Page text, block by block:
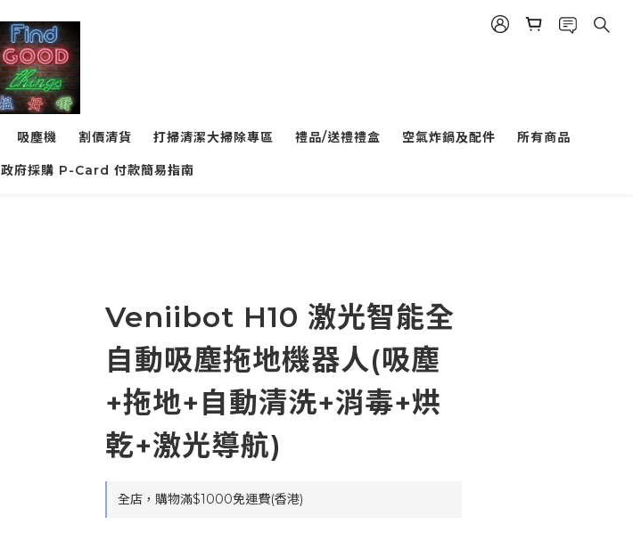
吸塵機 割價清貨 打掃清潔大掃除專區 禮品/送禮禮盒 空氣炸鍋及配件 所有商品
政府採購 P-Card 付款簡易指南
Veniibot H10 激光智能全
自動吸塵拖地機器人(吸塵
+拖地+自動清洗+消毒+烘
乾+激光導航)
全店，購物滿$1000免運費(香港)